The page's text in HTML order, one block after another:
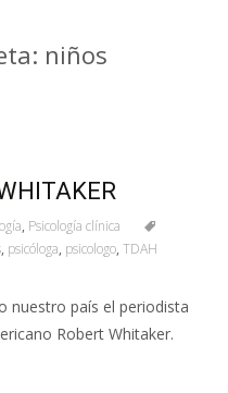
niños
, Psicología clínica
, psicóloga, psicologo, TDAH
nuestro país el periodista
Robert Whitaker.